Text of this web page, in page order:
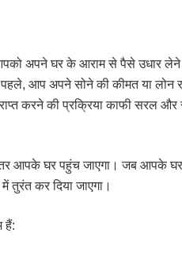
अपने घर के आराम से पैसे उधार
आप अपने सोने की कीमत या लोन
करने की प्रक्रिया काफी सरल और
आपके घर पहुंच जाएगा। जब आपके घर
तुरंत कर दिया जाएगा।
हैं: